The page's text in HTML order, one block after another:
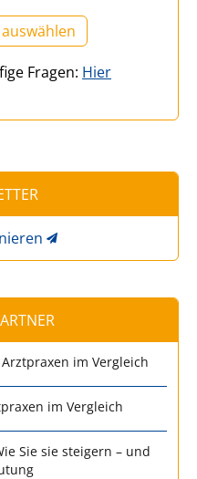
Fragen: Hier
im Vergleich
im Vergleich
Sie sie steigern – und